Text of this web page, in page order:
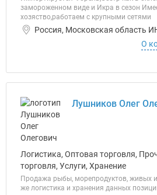
замороженном виде и Икра в сезон
хозяство,работаем с крупными сетями
Россия, Московская область
О
Лушников Олег
Логистика, Оптовая торговля,
торговля, Услуги, Хранение
Продажа рыбы, морепродуктов, живых
же логистика и хранения данных